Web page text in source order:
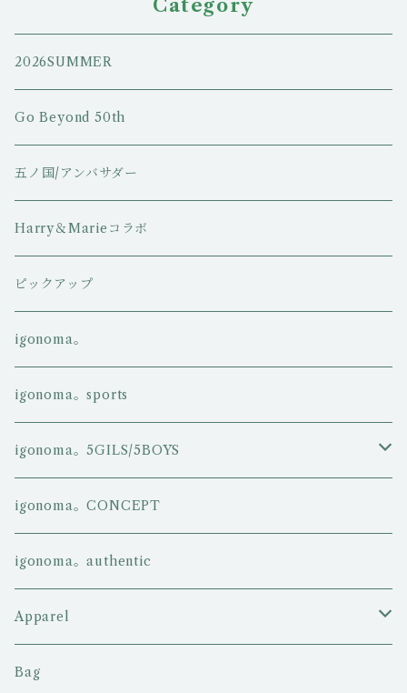
Category
2026SUMMER
Go Beyond 50th
五ノ国/アンバサダー
Harry＆Marieコラボ
ピックアップ
igonoma。
igonoma。sports
igonoma。5GILS/5BOYS
5GIRLS
5BOYS
igonoma。CONCEPT
igonoma。authentic
Apparel
Tシャツ
Bag